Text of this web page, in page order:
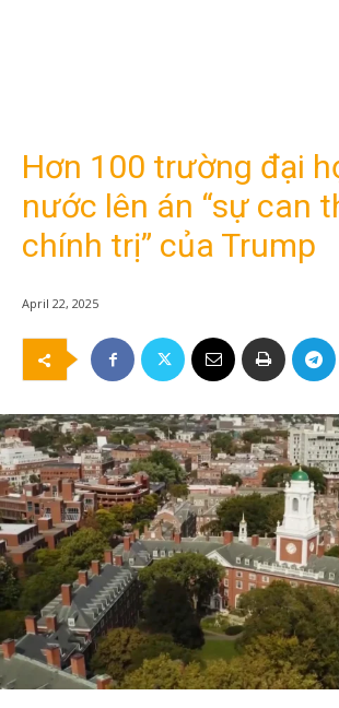
Hơn 100 trường đại
nước lên án “sự can
chính trị” của Trump
April 22, 2025